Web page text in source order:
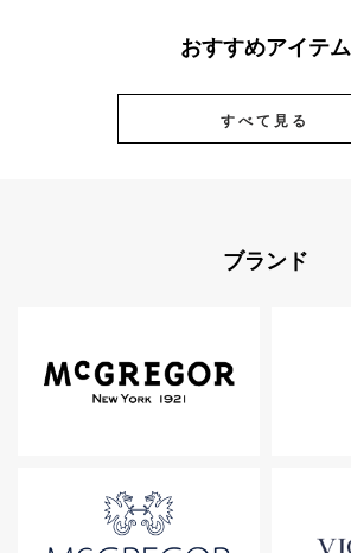
おすすめアイテム
すべて見る
ブランド